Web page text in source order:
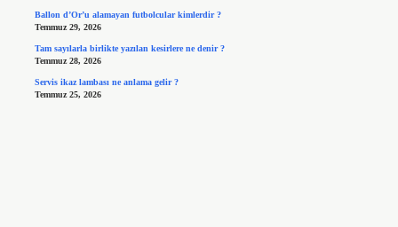
Ballon d’Or’u alamayan futbolcular kimlerdir ?
Temmuz 29, 2026
Tam sayılarla birlikte yazılan kesirlere ne denir ?
Temmuz 28, 2026
Servis ikaz lambası ne anlama gelir ?
Temmuz 25, 2026